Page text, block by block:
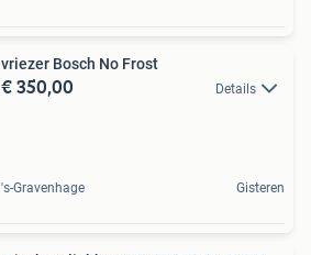
vriezer Bosch No Frost
€ 350,00 Details
's-Gravenhage Gisteren